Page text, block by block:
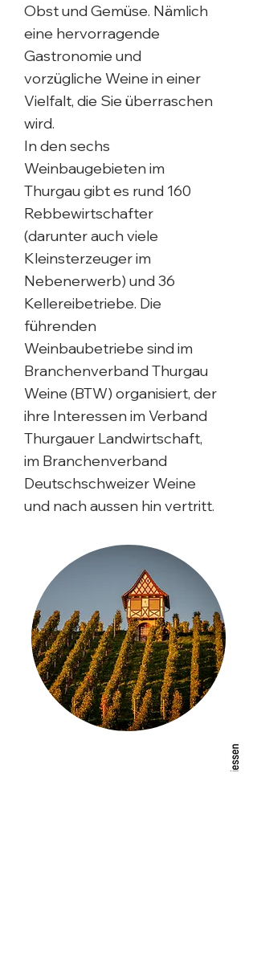
Obst und Gemüse. Nämlich
eine hervorragende
Gastronomie und
vorzügliche Weine in einer
Vielfalt, die Sie überraschen
wird.
In den sechs
Weinbaugebieten im
Thurgau gibt es rund 160
Rebbewirtschafter
(darunter auch viele
Kleinsterzeuger im
Nebenerwerb) und 36
Kellereibetriebe. Die
führenden
Weinbaubetriebe sind im
Branchenverband Thurgau
Weine (BTW) organisiert, der
ihre Interessen im Verband
Thurgauer Landwirtschaft,
im Branchenverband
Deutschschweizer Weine
und nach aussen hin vertritt.